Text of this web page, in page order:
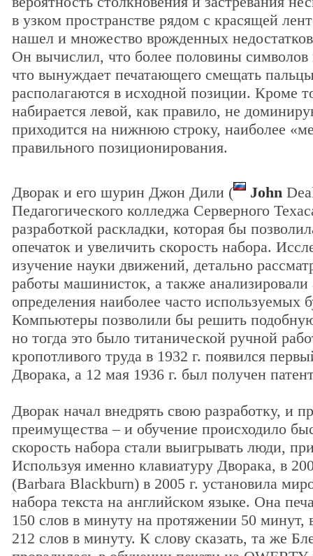
в узком пространстве рядом с красящей
нашел и множество врожденных
Он вычислил, что более половины символов
что вынуждает печатающего смещать
располагаются в исходной позиции. Кроме
набирается левой, как правило, не
приходится на нижнюю строку, наиболее
правильного позиционирования.
Дворак и его шурин Джон Дили ( John
Педагогического колледжа Серверного
разработкой раскладки, которая бы
опечаток и увеличить скорость набора.
изучение науки движений, детально
работы машинисток, а также анализировали
определения наиболее часто используемых
Компьютеры позволили бы решить
но тогда это было титанической ручной
кропотливого труда в 1932 г. появился
Дворака, а 12 мая 1936 г. был получен
Дворак начал внедрять свою разработку, и
преимущества – и обучение происходило
скорость набора стали выигрывать люди,
Используя именно клавиатуру Дворака, в
(Barbara Blackburn) в 2005 г. установила
набора текста на английском языке. Она
150 слов в минуту на протяжении 50 минут,
212 слов в минуту. К слову сказать, та же